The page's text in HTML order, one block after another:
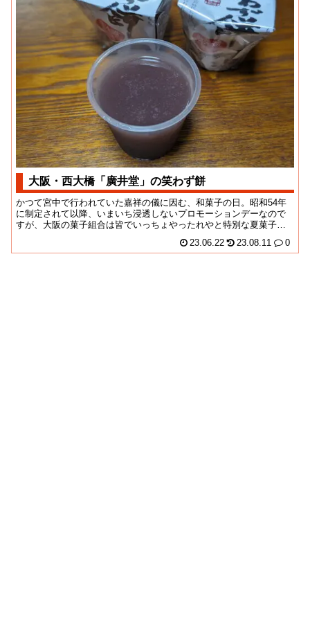
大阪・西大橋「廣井堂」の笑わず餅
かつて宮中で行われていた嘉祥の儀に因む、和菓子の日。昭和54年
に制定されて以降、いまいち浸透しないプロモーションデーなので
すが、大阪の菓子組合は皆でいっちょやったれやと特別な夏菓子を
23.06.22 23.08.11 0